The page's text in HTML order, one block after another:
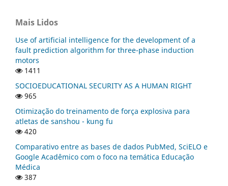
Mais Lidos
Use of artificial intelligence for the development of a
fault prediction algorithm for three-phase induction
motors
1411
SOCIOEDUCATIONAL SECURITY AS A HUMAN RIGHT
965
Otimização do treinamento de força explosiva para
atletas de sanshou - kung fu
420
Comparativo entre as bases de dados PubMed, SciELO e
Google Acadêmico com o foco na temática Educação
Médica
387